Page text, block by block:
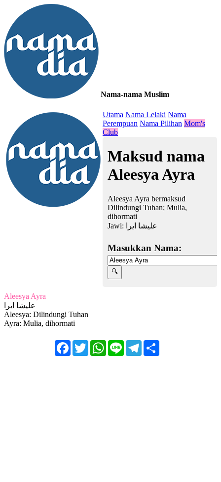
Nama-nama Muslim
Utama Nama Lelaki Nama
Perempuan Nama Pilihan Mom's
Club
Maksud nama
Aleesya Ayra
Aleesya Ayra bermaksud
Dilindungi Tuhan; Mulia,
dihormati
Jawi:
عليشا ایرا
Masukkan Nama:
Aleesya Ayra
عليشا ایرا
Aleesya: Dilindungi Tuhan
Ayra: Mulia, dihormati
FacebookTwitterWhatsApp
Line Telegram